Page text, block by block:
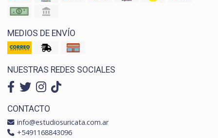
MEDIOS DE ENVÍO
NUESTRAS REDES SOCIALES
CONTACTO
info@estudiosuricata.com.ar
+5491168843096